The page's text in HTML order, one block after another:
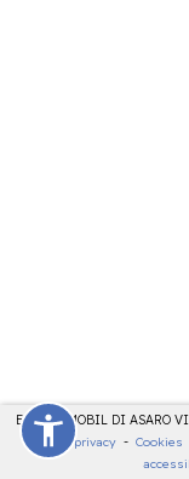
ELETTROMOBIL DI ASARO
sulla privacy - Cookies